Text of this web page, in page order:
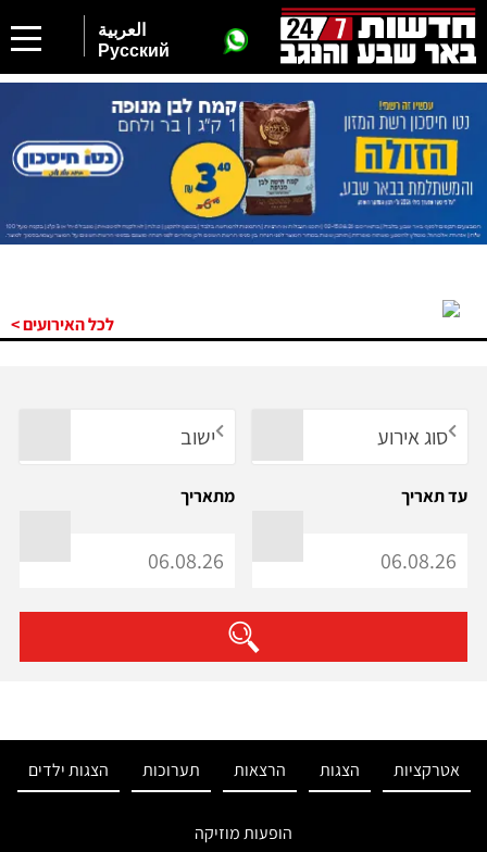
العربية
Русский
לכל האירועים >
ישוב סוג אירוע
מתאריך עד תאריך
אטרקציות הצגות הרצאות תערוכות הצגות ילדים
הופעות מוזיקה